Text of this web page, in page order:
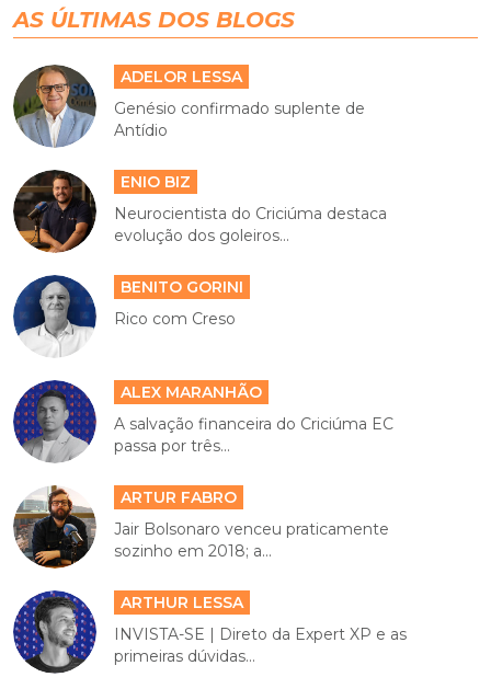
AS ÚLTIMAS DOS BLOGS
ADELOR LESSA
Genésio confirmado suplente de
Antídio
ENIO BIZ
Neurocientista do Criciúma destaca
evolução dos goleiros...
BENITO GORINI
Rico com Creso
ALEX MARANHÃO
A salvação financeira do Criciúma EC
passa por três...
ARTUR FABRO
Jair Bolsonaro venceu praticamente
sozinho em 2018; a...
ARTHUR LESSA
INVISTA-SE | Direto da Expert XP e as
primeiras dúvidas...